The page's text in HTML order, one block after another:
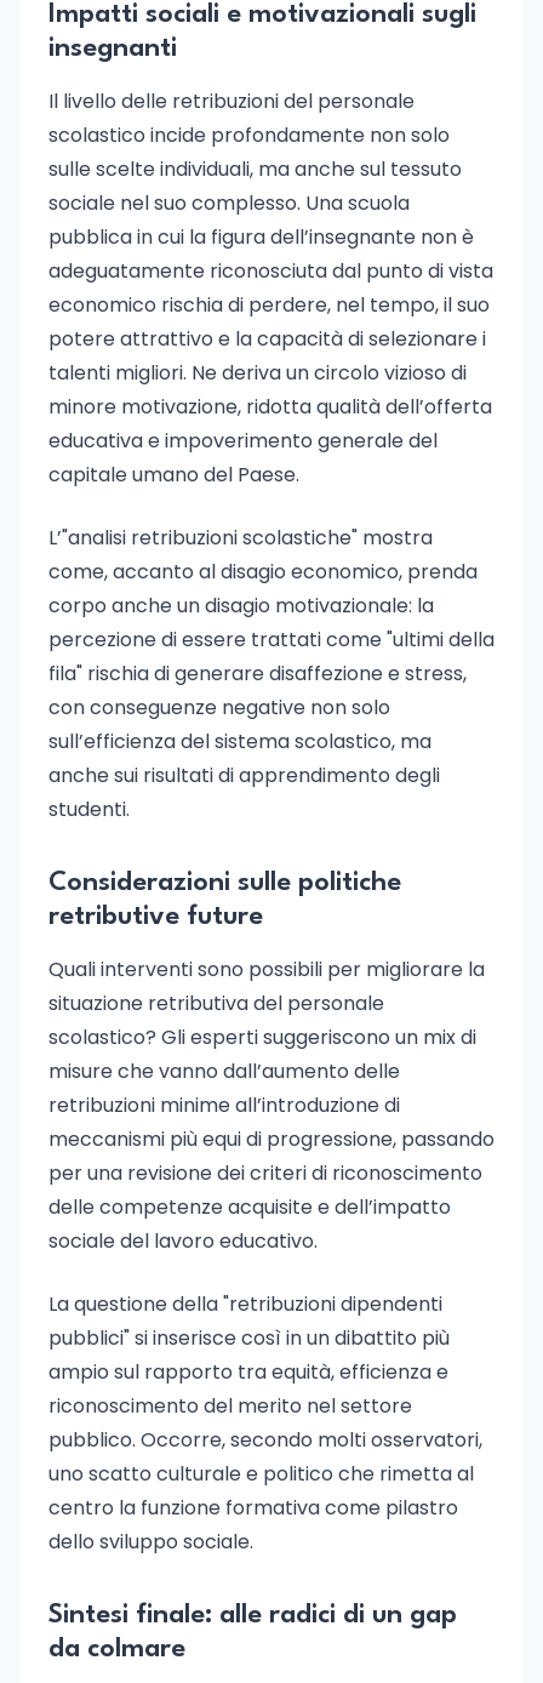
Impatti sociali e motivazionali sugli
insegnanti
Il livello delle retribuzioni del personale
scolastico incide profondamente non solo
sulle scelte individuali, ma anche sul tessuto
sociale nel suo complesso. Una scuola
pubblica in cui la figura dell’insegnante non è
adeguatamente riconosciuta dal punto di vista
economico rischia di perdere, nel tempo, il suo
potere attrattivo e la capacità di selezionare i
talenti migliori. Ne deriva un circolo vizioso di
minore motivazione, ridotta qualità dell’offerta
educativa e impoverimento generale del
capitale umano del Paese.
L’"analisi retribuzioni scolastiche" mostra
come, accanto al disagio economico, prenda
corpo anche un disagio motivazionale: la
percezione di essere trattati come "ultimi della
fila" rischia di generare disaffezione e stress,
con conseguenze negative non solo
sull’efficienza del sistema scolastico, ma
anche sui risultati di apprendimento degli
studenti.
Considerazioni sulle politiche
retributive future
Quali interventi sono possibili per migliorare la
situazione retributiva del personale
scolastico? Gli esperti suggeriscono un mix di
misure che vanno dall’aumento delle
retribuzioni minime all’introduzione di
meccanismi più equi di progressione, passando
per una revisione dei criteri di riconoscimento
delle competenze acquisite e dell’impatto
sociale del lavoro educativo.
La questione della "retribuzioni dipendenti
pubblici" si inserisce così in un dibattito più
ampio sul rapporto tra equità, efficienza e
riconoscimento del merito nel settore
pubblico. Occorre, secondo molti osservatori,
uno scatto culturale e politico che rimetta al
centro la funzione formativa come pilastro
dello sviluppo sociale.
Sintesi finale: alle radici di un gap
da colmare